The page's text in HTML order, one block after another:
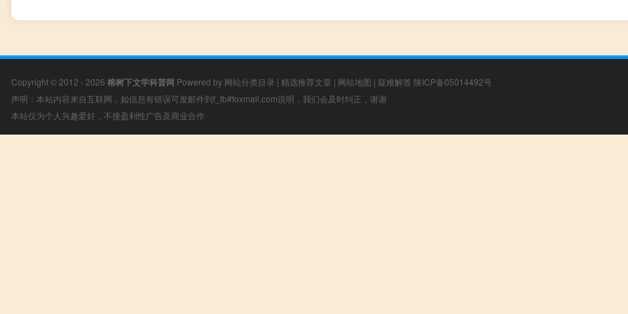
Copyright © 2012 - 2026 榕树下文学科普网 Powered by 网站分类目录 | 精选推荐文章 | 网站地图 | 疑难解答 陕ICP备05014492号
声明：本站内容来自互联网，如信息有错误可发邮件到f_fb#foxmail.com说明，我们会及时纠正，谢谢
本站仅为个人兴趣爱好，不接盈利性广告及商业合作